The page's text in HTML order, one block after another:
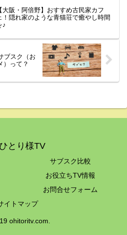
【大阪・阿倍野】おすすめ古民家カフ
！隠れ家のような青猫荘で癒やし時間
♪
ブスク（お
）って？
とり様TV
サブスク比較
お役立ちTV情報
お問合せフォーム
イトマップ
ohitoritv.com.